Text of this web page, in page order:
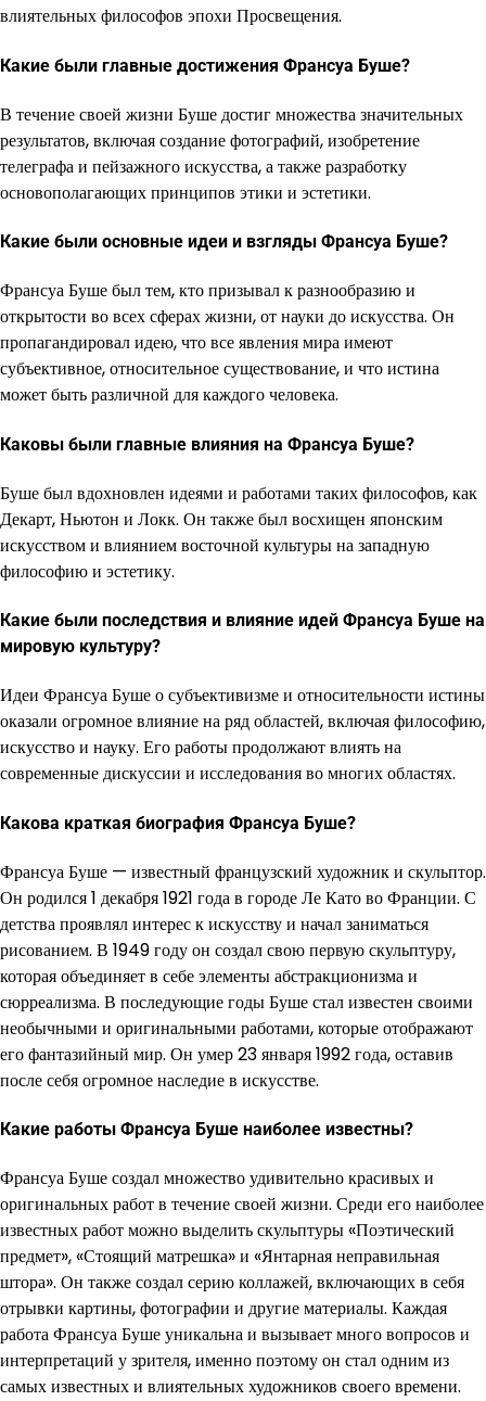
влиятельных философов эпохи Просвещения.
Какие были главные достижения Франсуа Буше?
В течение своей жизни Буше достиг множества значительных
результатов, включая создание фотографий, изобретение
телеграфа и пейзажного искусства, а также разработку
основополагающих принципов этики и эстетики.
Какие были основные идеи и взгляды Франсуа Буше?
Франсуа Буше был тем, кто призывал к разнообразию и
открытости во всех сферах жизни, от науки до искусства. Он
пропагандировал идею, что все явления мира имеют
субъективное, относительное существование, и что истина
может быть различной для каждого человека.
Каковы были главные влияния на Франсуа Буше?
Буше был вдохновлен идеями и работами таких философов, как
Декарт, Ньютон и Локк. Он также был восхищен японским
искусством и влиянием восточной культуры на западную
философию и эстетику.
Какие были последствия и влияние идей Франсуа Буше на
мировую культуру?
Идеи Франсуа Буше о субъективизме и относительности истины
оказали огромное влияние на ряд областей, включая философию,
искусство и науку. Его работы продолжают влиять на
современные дискуссии и исследования во многих областях.
Какова краткая биография Франсуа Буше?
Франсуа Буше — известный французский художник и скульптор.
Он родился 1 декабря 1921 года в городе Ле Като во Франции. С
детства проявлял интерес к искусству и начал заниматься
рисованием. В 1949 году он создал свою первую скульптуру,
которая объединяет в себе элементы абстракционизма и
сюрреализма. В последующие годы Буше стал известен своими
необычными и оригинальными работами, которые отображают
его фантазийный мир. Он умер 23 января 1992 года, оставив
после себя огромное наследие в искусстве.
Какие работы Франсуа Буше наиболее известны?
Франсуа Буше создал множество удивительно красивых и
оригинальных работ в течение своей жизни. Среди его наиболее
известных работ можно выделить скульптуры «Поэтический
предмет», «Стоящий матрешка» и «Янтарная неправильная
штора». Он также создал серию коллажей, включающих в себя
отрывки картины, фотографии и другие материалы. Каждая
работа Франсуа Буше уникальна и вызывает много вопросов и
интерпретаций у зрителя, именно поэтому он стал одним из
самых известных и влиятельных художников своего времени.